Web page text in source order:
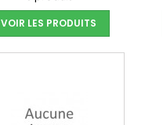
VOIR LES PRODUITS